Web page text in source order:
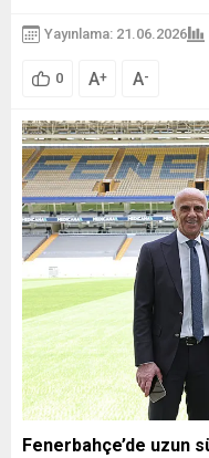
Yayınlama: 21.06.2026
0 A+ A-
Fenerbahçe’de uzun